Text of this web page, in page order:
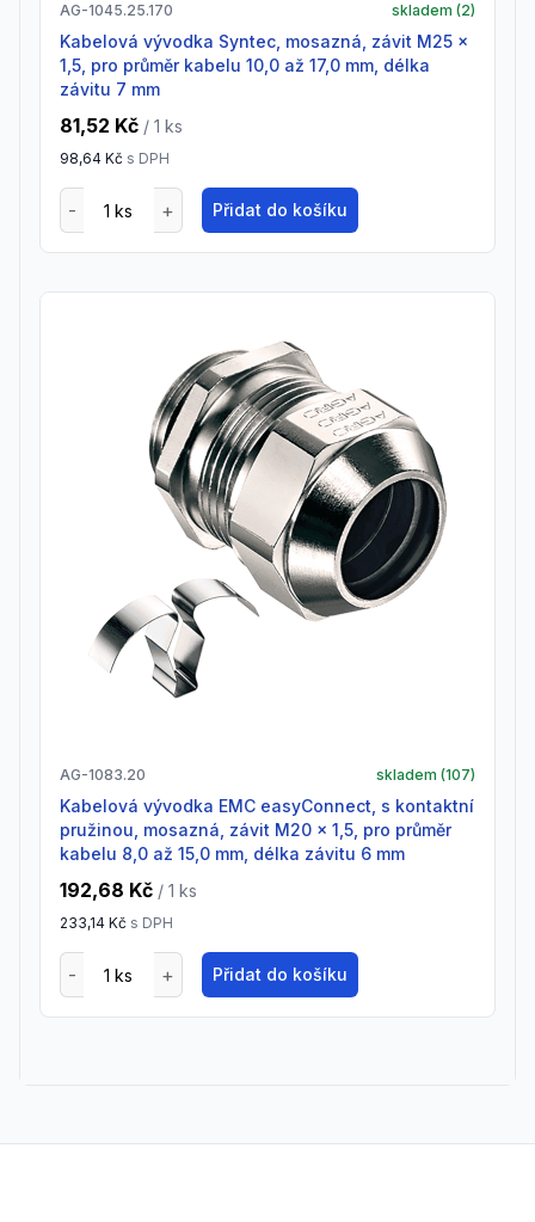
AG-1045.25.170 skladem (2)
Kabelová vývodka Syntec, mosazná, závit M25 x
1,5, pro průměr kabelu 10,0 až 17,0 mm, délka
závitu 7 mm
81,52 Kč / 1 ks
98,64 Kč s DPH
Přidat do košíku
AG-1083.20 skladem (107)
Kabelová vývodka EMC easyConnect, s kontaktní
pružinou, mosazná, závit M20 x 1,5, pro průměr
kabelu 8,0 až 15,0 mm, délka závitu 6 mm
192,68 Kč / 1 ks
233,14 Kč s DPH
Přidat do košíku